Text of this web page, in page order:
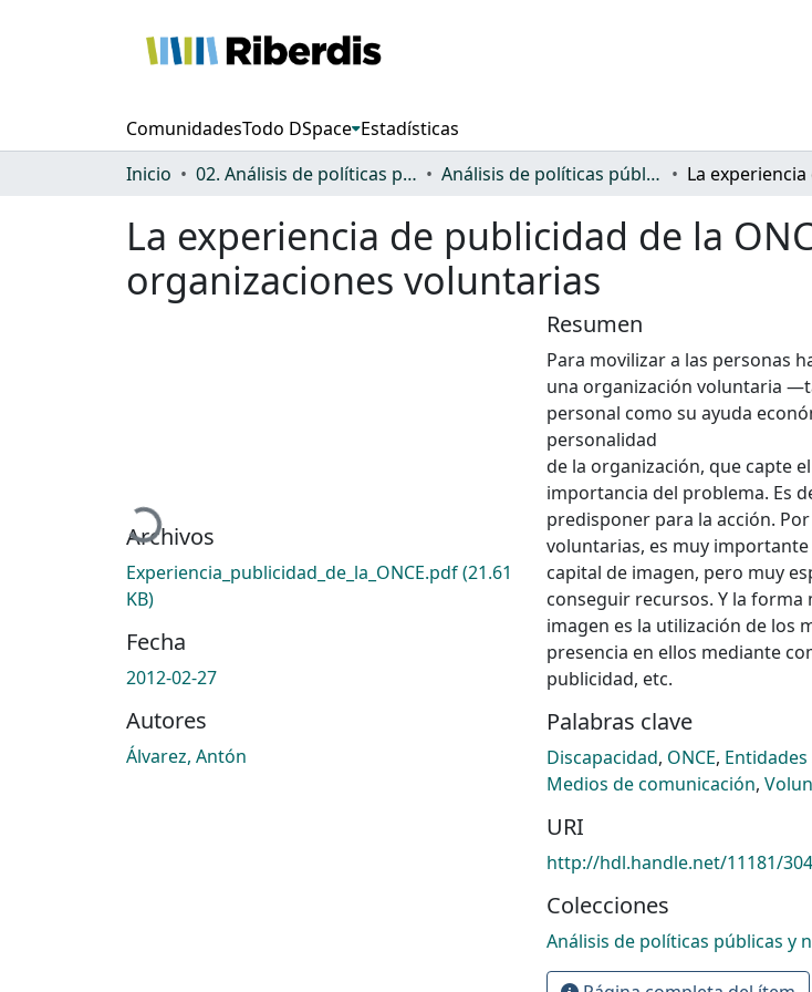
ComunidadesTodo DSpace Estadísticas
Inicio
02. Análisis de políticas públicas y normativa sobre discapacidad Análisis de políticas públicas y normativa sobre discapacidad
La experiencia de publicidad de la
organizaciones voluntarias
Cargando...
Archivos
Experiencia_publicidad_de_la_ONCE.pdf(21.61
KB)
Fecha
2012-02-27
Autores
Álvarez, Antón
Resumen
Para movilizar a las personas
una organización voluntaria
personal como su ayuda
personalidad
de la organización, que capte
importancia del problema. Es
predisponer para la acción.
voluntarias, es muy
capital de imagen, pero muy
conseguir recursos. Y la
imagen es la utilización de los
presencia en ellos mediante
publicidad, etc.
Palabras clave
Discapacidad, ONCE,
Medios de comunicación,
URI
http://hdl.handle.net/11181/
Colecciones
Análisis de políticas públicas y